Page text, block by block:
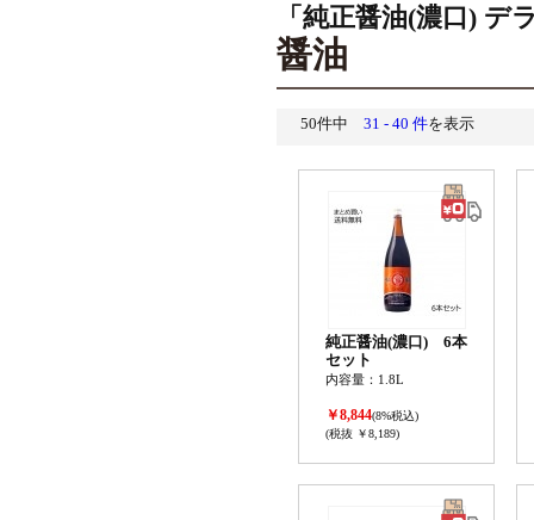
「純正醤油(濃口) デ
醤油
50件中 31 - 40 件を表示
純正醤油(濃口) 6本
セット
内容量：1.8L
￥8,844(8%税込)
(税抜 ￥8,189)